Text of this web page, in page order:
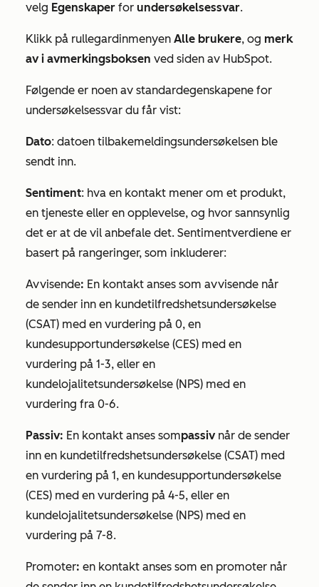
velg Egenskaper for undersøkelsessvar.
Klikk på rullegardinmenyen Alle brukere, og merk
av i avmerkingsboksen ved siden av HubSpot.
Følgende er noen av standardegenskapene for
undersøkelsessvar du får vist:
Dato: datoen tilbakemeldingsundersøkelsen ble
sendt inn.
Sentiment: hva en kontakt mener om et produkt,
en tjeneste eller en opplevelse, og hvor sannsynlig
det er at de vil anbefale det. Sentimentverdiene er
basert på rangeringer, som inkluderer:
Avvisende: En kontakt anses som avvisende når
de sender inn en kundetilfredshetsundersøkelse
(CSAT) med en vurdering på 0, en
kundesupportundersøkelse (CES) med en
vurdering på 1-3, eller en
kundelojalitetsundersøkelse (NPS) med en
vurdering fra 0-6.
Passiv: En kontakt anses sompassivnår de sender
inn en kundetilfredshetsundersøkelse (CSAT) med
en vurdering på 1, en kundesupportundersøkelse
(CES) med en vurdering på 4-5, eller en
kundelojalitetsundersøkelse (NPS) med en
vurdering på 7-8.
Promoter: en kontakt anses som en promoter når